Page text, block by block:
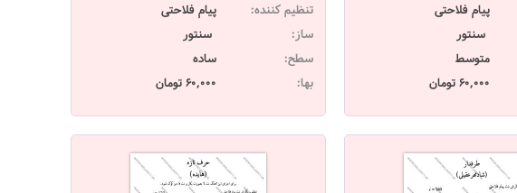
پیام فلاحتی
سنتور
متوسط
60,000 تومان
تنظیم کننده:
پیام فلاحتی
ساز:
سنتور
سطح:
ساده
بها:
60,000 تومان